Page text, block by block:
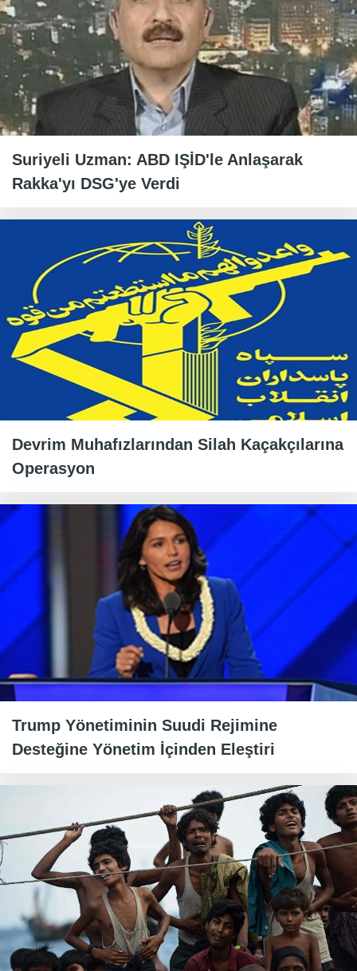
Suriyeli Uzman: ABD IŞİD'le Anlaşarak
Rakka'yı DSG'ye Verdi
Devrim Muhafızlarından Silah Kaçakçılarına
Operasyon
Trump Yönetiminin Suudi Rejimine
Desteğine Yönetim İçinden Eleştiri